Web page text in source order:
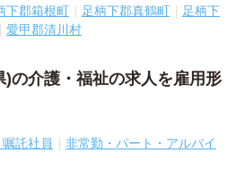
下郡箱根町 足柄下郡真鶴町
足柄下
愛甲郡清川村
)の介護・福祉の求人を雇用形
託社員
非常勤・パート・アルバイ